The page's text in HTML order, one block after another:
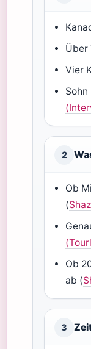
Über
Vier
2
Ob
(
Ob
ab (
3